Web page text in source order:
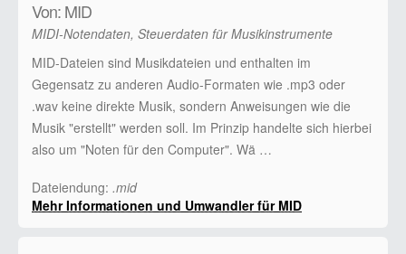
Von: MID
MIDI-Notendaten, Steuerdaten für Musikinstrumente
MID-Dateien sind Musikdateien und enthalten im
Gegensatz zu anderen Audio-Formaten wie .mp3 oder
.wav keine direkte Musik, sondern Anweisungen wie die
Musik "erstellt" werden soll. Im Prinzip handelte sich hierbei
also um "Noten für den Computer". Wä …
Dateiendung: .mid
Mehr Informationen und Umwandler für MID